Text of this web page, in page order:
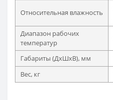
Относительная влажность
Диапазон рабочих
температур
Габариты (ДхШхВ), мм
Вес, кг